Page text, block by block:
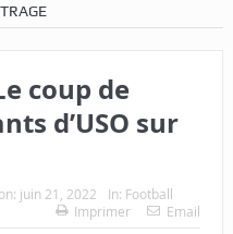
coup de
d’USO sur
on: juin 21, 2022 In: Football
Imprimer Email